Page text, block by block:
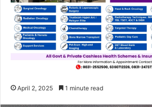
April 2, 2025 1 minute read